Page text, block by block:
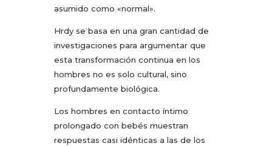
asumido como «normal».
Hrdy se basa en una gran cantidad de
investigaciones para argumentar que
esta transformación continua en los
hombres no es solo cultural, sino
profundamente biológica.
Los hombres en contacto íntimo
prolongado con bebés muestran
respuestas casi idénticas a las de los